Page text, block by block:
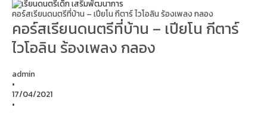
คอร์สเรียนดนตรีที่บ้าน – เปียโน กีตาร์ ไวโอลิน ร้องเพลง กลอง
คอร์สเรียนดนตรีที่บ้าน – เปียโน กีตาร์
ไวโอลิน ร้องเพลง กลอง
admin
•
17/04/2021
•